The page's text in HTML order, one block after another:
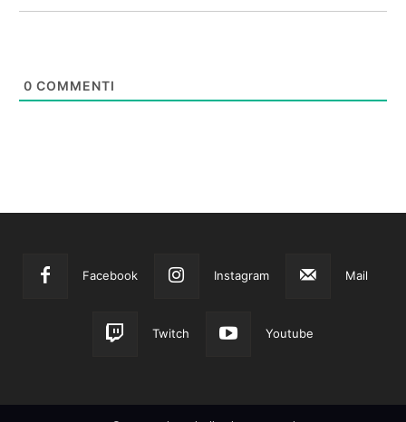
0 COMMENTI
Facebook Instagram Mail
Twitch Youtube